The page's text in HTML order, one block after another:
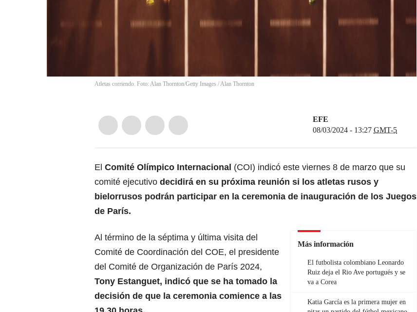
Atletas corriendo. Foto: Alan Thornton/Getty Images /Alan Thornton
EFE
08/03/2024 - 13:27 GMT-5
El Comité Olímpico Internacional (COI) indicó este viernes 8 de marzo que su
comité ejecutivo decidirá en su próxima reunión si los atletas rusos y
bielorrusos podrán participar en la ceremonia de inauguración de los Juegos
de París.
Más información
El futbolista colombiano Leonardo
Ruiz deja el Rio Ave portugués y se
va a Corea
Katia García es la primera mujer en
Al término de la séptima y última visita del
Comité de Coordinación del COE, el presidente
del Comité de Organización de París 2024,
Tony Estanguet, indicó que se ha tomado la
decisión de que la ceremonia comience a las